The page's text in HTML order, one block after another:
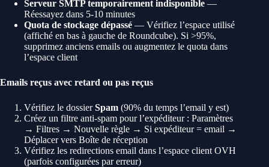
Serveur SMTP temporairement indisponible —
Réessayez dans 5-10 minutes
Quota de stockage dépassé — Vérifiez l’espace utilisé
(affiché en bas à gauche de Roundcube). Si >95%,
supprimez anciens emails ou augmentez le quota dans
l’espace client
Emails reçus avec retard ou pas reçus
Vérifiez le dossierSpam (90% du temps l’email y est)
Créez un filtre anti-spam pour l’expéditeur : Paramètres
→ Filtres → Nouvelle règle → Si expéditeur = email →
Déplacer vers Boîte de réception
Vérifiez les redirections email dans l’espace client OVH
(parfois configurées par erreur)